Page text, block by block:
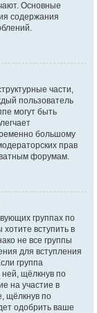
Основные
содержания
части,
пользователь
могут быть
большому
прав
форумам.
группах по
вступить в
не все группы
для вступления
группа
щёлкнув по
на участие в
щёлкнув по
одобрить ваше